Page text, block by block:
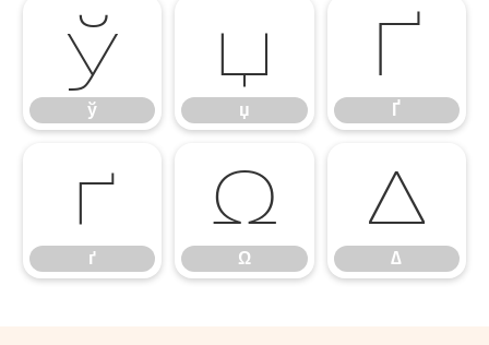
ў
ў
џ
џ
Ґ
Ґ
ґ
ґ
Ω
Ω
∆
∆